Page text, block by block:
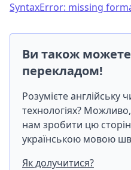
SyntaxError: missing
Ви також
перекладом!
Розумієте англійську
технологіях?
нам зробити цю
українською мовою
Як долучитися?